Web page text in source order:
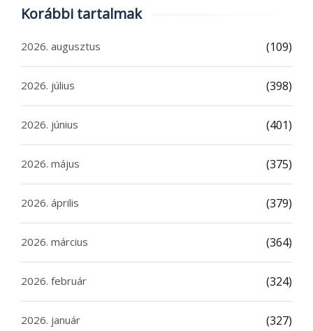
Korábbi tartalmak
2026. augusztus (109)
2026. július (398)
2026. június (401)
2026. május (375)
2026. április (379)
2026. március (364)
2026. február (324)
2026. január (327)